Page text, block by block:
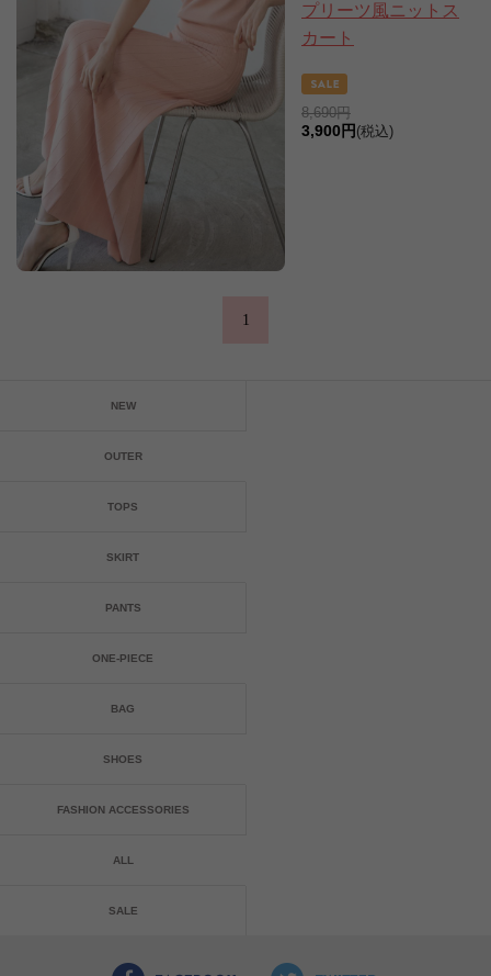
プリーツ風ニットス
カート
8,690円
3,900円 (税込)
1
NEW
OUTER
TOPS
SKIRT
PANTS
ONE-PIECE
BAG
SHOES
FASHION ACCESSORIES
ALL
SALE